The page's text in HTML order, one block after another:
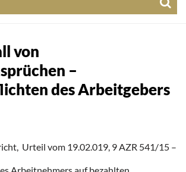
von
–
des Arbeitgebers
Urteil vom 19.02.019, 9 AZR 541/15 –
Arbeitnehmers auf bezahlten